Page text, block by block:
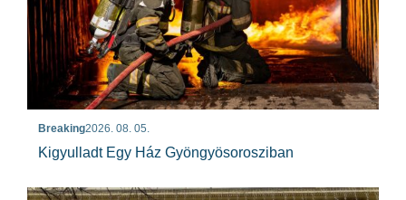
Breaking2026. 08. 05.
Kigyulladt Egy Ház Gyöngyösorosziban